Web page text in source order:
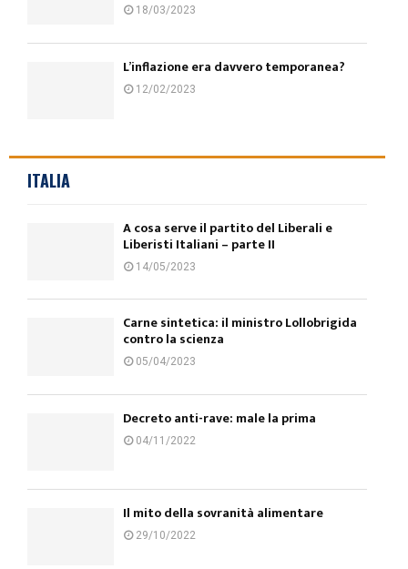
18/03/2023
L’inflazione era davvero temporanea?
12/02/2023
ITALIA
A cosa serve il partito del Liberali e
Liberisti Italiani – parte II
14/05/2023
Carne sintetica: il ministro Lollobrigida
contro la scienza
05/04/2023
Decreto anti-rave: male la prima
04/11/2022
Il mito della sovranità alimentare
29/10/2022